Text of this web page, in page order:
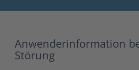
Anwenderinformation
Störung